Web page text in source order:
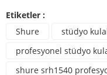
Etiketler :
Shure
stüdyo
profesyonel stüdyo
shure srh1540